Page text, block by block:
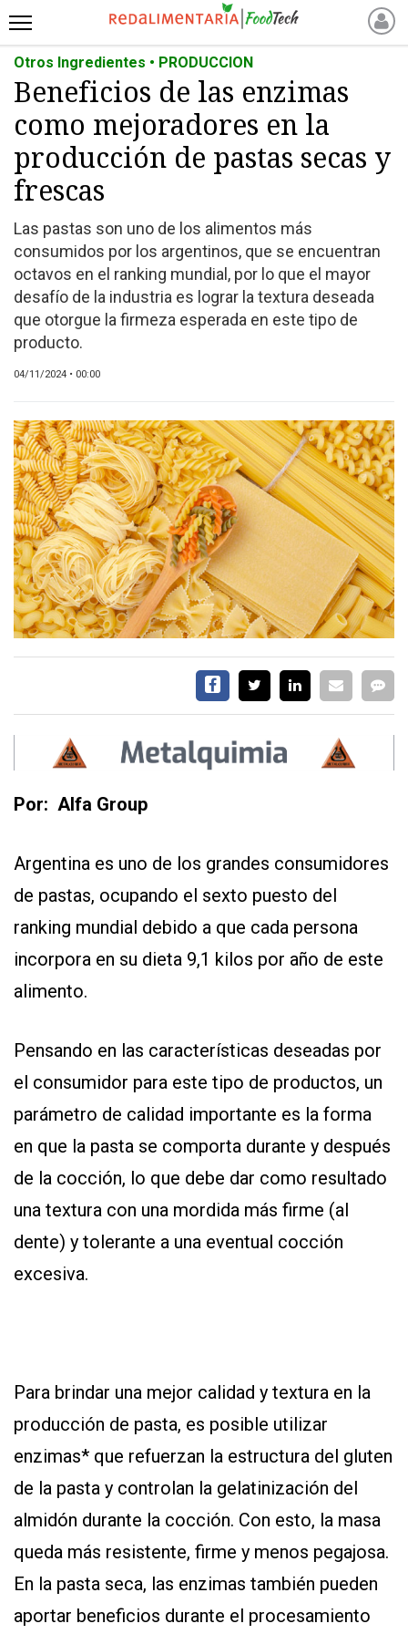
INICIO
NOTICIAS RECIENTES
NOTICIAS
PROTEÍNAS
ALTERNATIVAS
ANIMAL FREE
FOODTECH
OTROS INGREDIENTES
QUIÉNES SOMOS
MARKETPLACE
DIRECTORIO
MEDIA KIT
CONTÁCTENOS
AYUDA
DE
Otros Ingredientes • PRODUCCION
Beneficios de las enzimas
como mejoradores en la
producción de pastas secas y
frescas
Las pastas son uno de los alimentos más
consumidos por los argentinos, que se encuentran
octavos en el ranking mundial, por lo que el mayor
desafío de la industria es lograr la textura deseada
que otorgue la firmeza esperada en este tipo de
producto.
04/11/2024 • 00:00
Por: Alfa Group
Argentina es uno de los grandes consumidores
de pastas, ocupando el sexto puesto del
ranking mundial debido a que cada persona
incorpora en su dieta 9,1 kilos por año de este
alimento.
Pensando en las características deseadas por
el consumidor para este tipo de productos, un
parámetro de calidad importante es la forma
en que la pasta se comporta durante y después
de la cocción, lo que debe dar como resultado
una textura con una mordida más firme (al
dente) y tolerante a una eventual cocción
excesiva.
Para brindar una mejor calidad y textura en la
producción de pasta, es posible utilizar
enzimas* que refuerzan la estructura del gluten
de la pasta y controlan la gelatinización del
almidón durante la cocción. Con esto, la masa
queda más resistente, firme y menos pegajosa.
En la pasta seca, las enzimas también pueden
aportar beneficios durante el procesamiento